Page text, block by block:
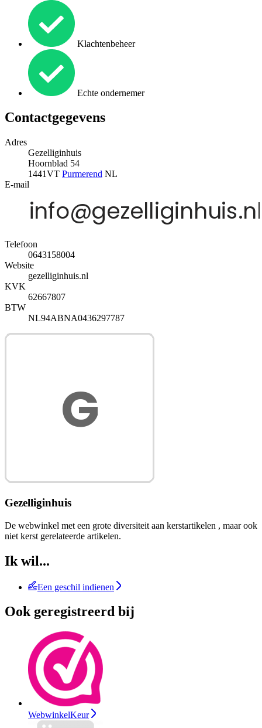
Klachtenbeheer
Echte ondernemer
Contactgegevens
Adres
Gezelliginhuis
Hoornblad 54
1441VT Purmerend NL
E-mail
Telefoon
0643158004
Website
gezelliginhuis.nl
KVK
62667807
BTW
NL94ABNA0436297787
Gezelliginhuis
De webwinkel met een grote diversiteit aan kerstartikelen , maar ook
niet kerst gerelateerde artikelen.
Ik wil...
Een geschil indienen
Ook geregistreerd bij
WebwinkelKeur